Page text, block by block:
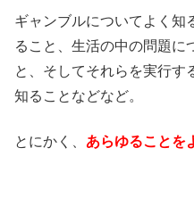
ギャンブルについてよく知
ること、生活の中の問題に
と、そしてそれらを実行す
知ることなどなど。
とにかく、 あらゆることを